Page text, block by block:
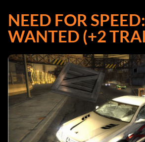
NEED FOR
WANTED (+2